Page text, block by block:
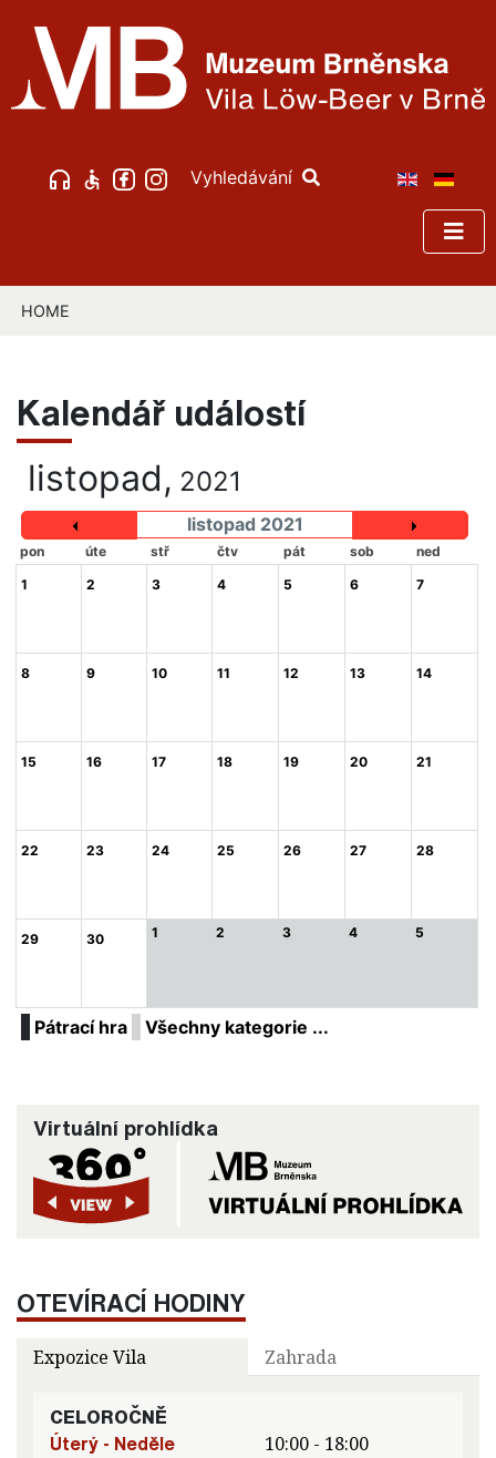
Vyhledávání
HOME
Kalendář událostí
listopad, 2021
listopad 2021
pon úte stř čtv pát sob
ned
1
2 3 4 5 6 7
8 9 10 11 12 13 14
15 16 17 18 19 20 21
22 23 24 25 26 27 28
29 30 1 2 3 4 5
Pátrací hra Všechny kategorie ...
Virtuální prohlídka
OTEVÍRACÍ HODINY
Expozice Vila Zahrada
CELOROČNĚ
Úterý - Neděle
10:00 - 18:00